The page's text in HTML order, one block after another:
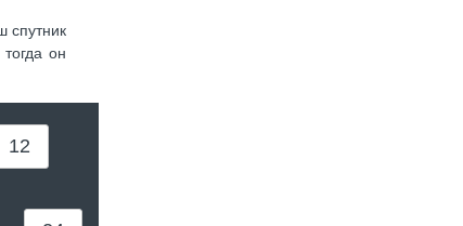
спутник
он
12